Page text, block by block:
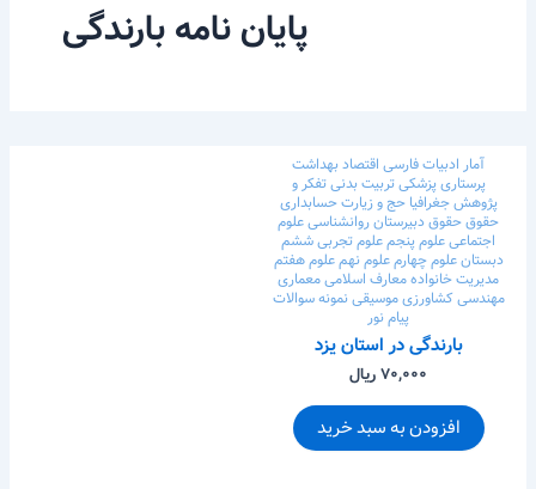
پایان نامه بارندگی
آمار ادبیات فارسی اقتصادبهداشت
پرستاریپزشکیتربیت بدنیتفکر و
پژوهشجغرافیاحج و زیارتحسابداری
حقوقحقوقدبیرستانروانشناسیعلوم
اجتماعیعلوم پنجمعلوم تجربی ششم
دبستانعلوم چهارمعلوم نهمعلوم هفتم
مدیریت خانوادهمعارف اسلامیمعماری
مهندسی کشاورزیموسیقینمونه سوالات
پیام نور
بارندگی در استان یزد
۷۰,۰۰۰ ریال
افزودن به سبد خرید